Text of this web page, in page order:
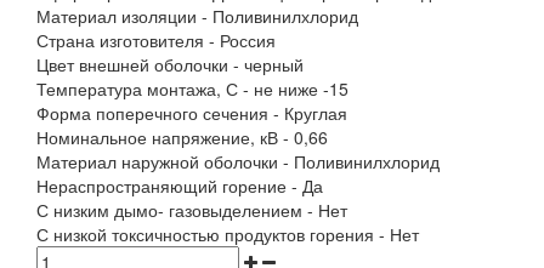
Материал изоляции - Поливинилхлорид
Страна изготовителя - Россия
Цвет внешней оболочки - черный
Температура монтажа, С - не ниже -15
Форма поперечного сечения - Круглая
Номинальное напряжение, кВ - 0,66
Материал наружной оболочки - Поливинилхлорид
Нераспространяющий горение - Да
С низким дымо- газовыделением - Нет
С низкой токсичностью продуктов горения - Нет